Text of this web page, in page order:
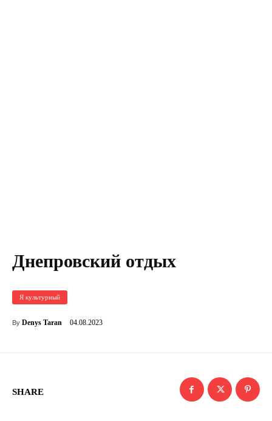
Днепровский отдых
Я культурный
By Denys Taran 04.08.2023
SHARE